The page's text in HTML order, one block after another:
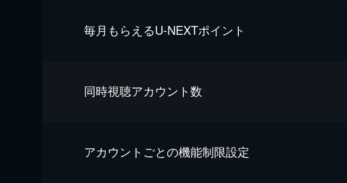
毎⽉もらえるU-NEXTポイント
同時視聴アカウント数
アカウントごとの機能制限設定